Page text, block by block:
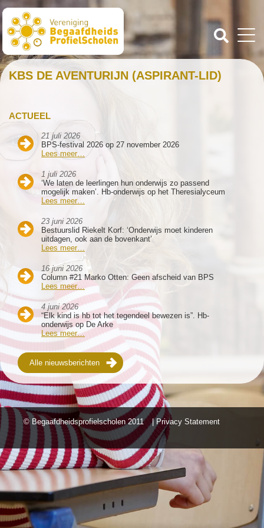
ACTUEEL
21 juli 2026
BPS-festival 2026 op 27 november 2026
Lees meer…
1 juli 2026
‘We laten de leerlingen hun onderwijs zo passend
mogelijk maken’. Hb-onderwijs op het Theresialyceum
Lees meer…
23 juni 2026
Bestuurslid Riekelt Korf: ‘Onderwijs moet kinderen
uitdagen, ook aan de bovenkant’
Lees meer…
16 juni 2026
Column #21 Marko Otten: Geen afscheid van BPS
Lees meer…
4 juni 2026
“Elk kind is hb tot het tegendeel bewezen is”. Hb-
onderwijs op De Arke
Lees meer…
Alle nieuwsberichten
KBS DE AVENTURIJN (ASPIRANT-LID)
© Begaafdheidsprofielscholen2011 | Privacy Statement